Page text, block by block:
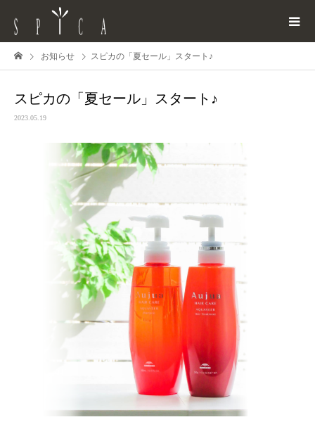
お知らせ スピカの「夏セール」スタート♪
スピカの「夏セール」スタート♪
2023.05.19